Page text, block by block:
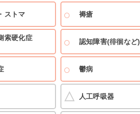
ストマ 褥瘡
索硬化症
認知障害(徘徊など)
鬱病
人工呼吸器